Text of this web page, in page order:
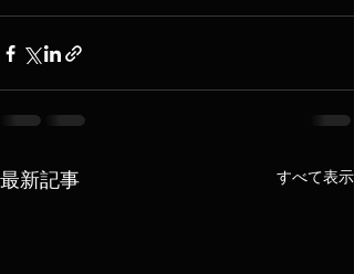
最新記事 すべて表示